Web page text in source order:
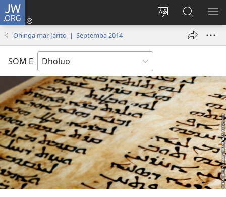
JW.ORG
Lok
Donj
(opens
Many
Gimoro
e
Ohinga mar Jarito | Septemba 2014
SOM E